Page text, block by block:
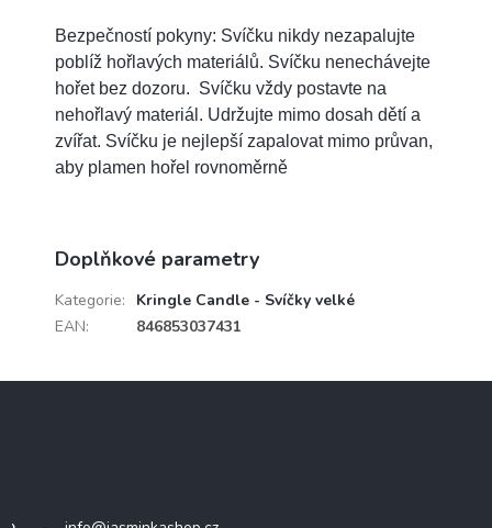
Bezpečností pokyny: Svíčku nikdy nezapalujte
poblíž hořlavých materiálů. Svíčku nenechávejte
hořet bez dozoru. Svíčku vždy postavte na
nehořlavý materiál. Udržujte mimo dosah dětí a
zvířat. Svíčku je nejlepší zapalovat mimo průvan,
aby plamen hořel rovnoměrně
Doplňkové parametry
Kategorie:
Kringle Candle - Svíčky velké
EAN: 846853037431